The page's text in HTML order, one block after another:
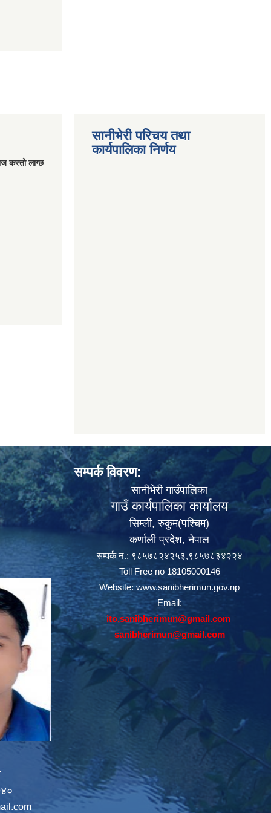
कस्ताे लाग्छ
सानीभेरी परिचय तथा
कार्यपालिका निर्णय
सम्पर्क विवरण:
सानीभेरी गाउँपालिका
गाउँ कार्यपालिका कार्यालय
सिम्ली, रुकुम(पश्‍चिम)
कर्णाली प्रदेश, नेपाल
सम्पर्क नं.: ९८५७८२४२५३,९८५७८३४२२४
Toll Free no 18105000146
Website:www.sanibherimun.gov.np
Email:
ito.sanibherimun@gmail.com
sanibherimun@gmail.com